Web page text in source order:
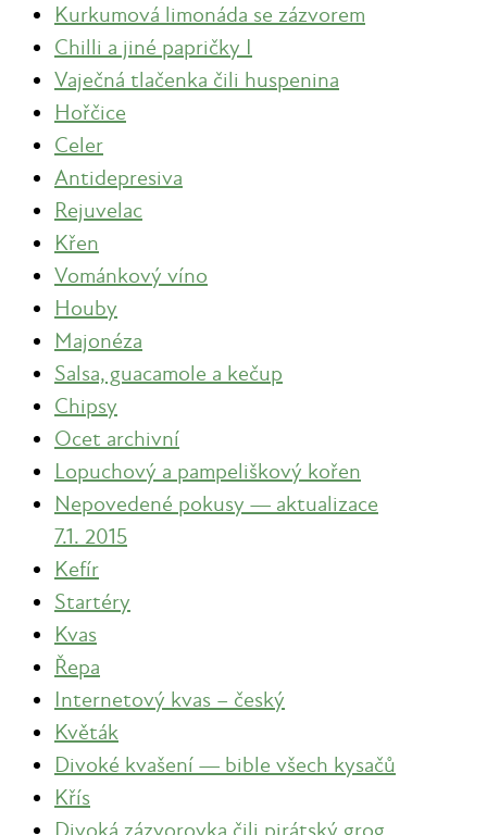
Kurkumová limonáda se zázvorem
Chilli a jiné papričky I
Vaječná tlačenka čili huspenina
Hořčice
Celer
Antidepresiva
Rejuvelac
Křen
Vománkový víno
Houby
Majonéza
Salsa, guacamole a kečup
Chipsy
Ocet archivní
Lopuchový a pampeliškový kořen
Nepovedené pokusy — aktualizace
7.1. 2015
Kefír
Startéry
Kvas
Řepa
Internetový kvas – český
Květák
Divoké kvašení — bible všech kysačů
Křís